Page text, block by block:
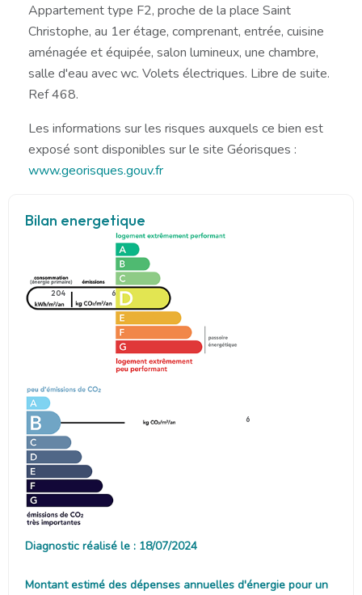
Appartement type F2, proche de la place Saint
Christophe, au 1er étage, comprenant, entrée, cuisine
aménagée et équipée, salon lumineux, une chambre,
salle d'eau avec wc. Volets électriques. Libre de suite.
Ref 468.
Les informations sur les risques auxquels ce bien est
exposé sont disponibles sur le site Géorisques :
www.georisques.gouv.fr
Bilan energetique
204 6
6
Diagnostic réalisé le : 18/07/2024
Montant estimé des dépenses annuelles d'énergie pour un